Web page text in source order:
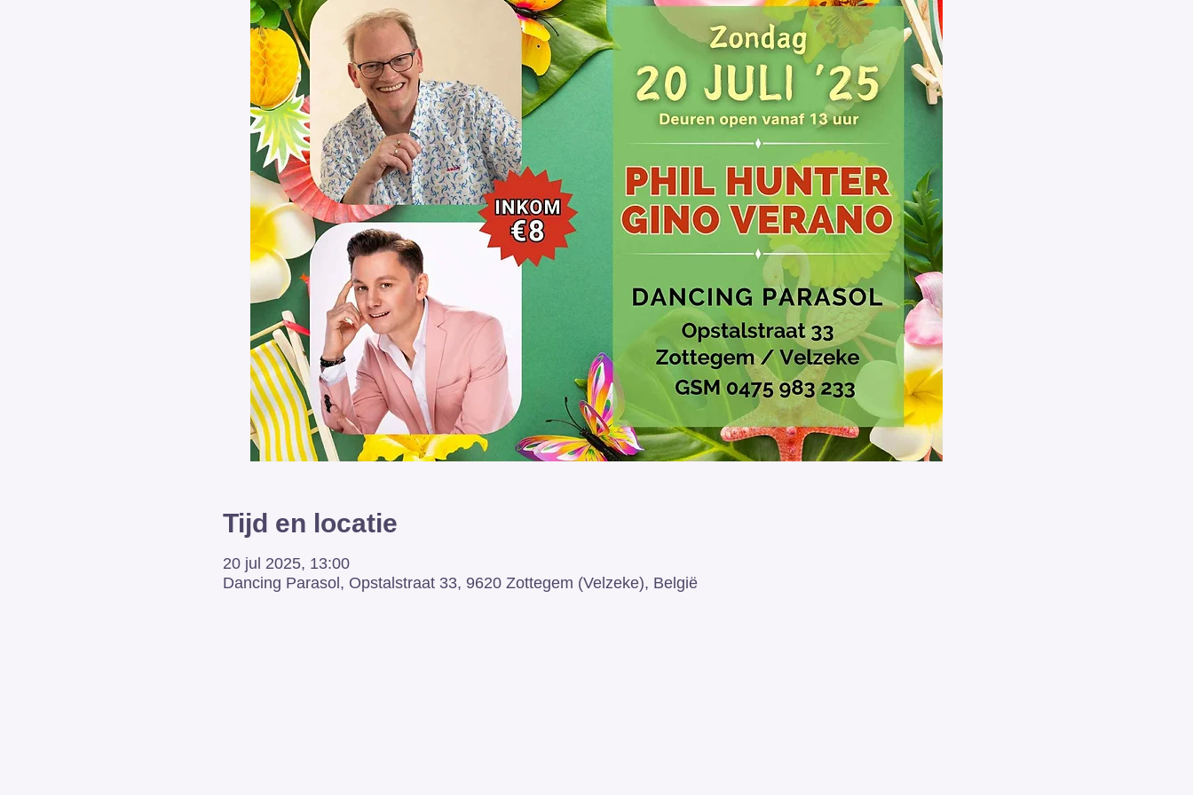
Tijd en locatie
20 jul 2025, 13:00
Dancing Parasol, Opstalstraat 33, 9620 Zottegem (Velzeke), België